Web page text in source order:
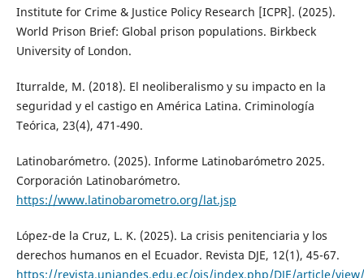
Institute for Crime & Justice Policy Research [ICPR]. (2025).
World Prison Brief: Global prison populations. Birkbeck
University of London.
Iturralde, M. (2018). El neoliberalismo y su impacto en la
seguridad y el castigo en América Latina. Criminología
Teórica, 23(4), 471-490.
Latinobarómetro. (2025). Informe Latinobarómetro 2025.
Corporación Latinobarómetro.
https://www.latinobarometro.org/lat.jsp
López-de la Cruz, L. K. (2025). La crisis penitenciaria y los
derechos humanos en el Ecuador. Revista DJE, 12(1), 45-67.
https://revista.uniandes.edu.ec/ojs/index.php/DJE/article/